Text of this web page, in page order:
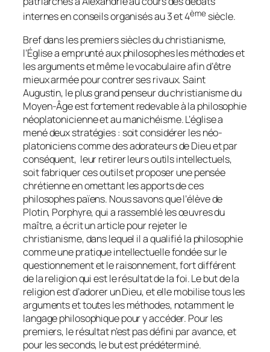
internes en conseils organisés au 3 et 4èmesiècle.
Bref dans les premiers siècles du christianisme,
l’Église a emprunté aux philosophes les méthodes et
les arguments et même le vocabulaire afin d’être
mieux armée pour contrer ses rivaux. Saint
Augustin, le plus grand penseur du christianisme du
Moyen-Âge est fortement redevable à la philosophie
néoplatonicienne et au manichéisme. L’église a
mené deux stratégies : soit considérer les néo-
platoniciens comme des adorateurs de Dieu et par
conséquent, leur retirer leurs outils intellectuels,
soit fabriquer ces outils et proposer une pensée
chrétienne en omettant les apports de ces
philosophes païens. Nous savons que l’élève de
Plotin, Porphyre, qui a rassemblé les œuvres du
maître, a écrit un article pour rejeter le
christianisme, dans lequel il a qualifié la philosophie
comme une pratique intellectuelle fondée sur le
questionnement et le raisonnement, fort différent
de la religion qui est le résultat de la foi. Le but de la
religion est d’adorer un Dieu, et elle mobilise tous les
arguments et toutes les méthodes, notamment le
langage philosophique pour y accéder. Pour les
premiers, le résultat n’est pas défini par avance, et
pour les seconds, le but est prédéterminé.